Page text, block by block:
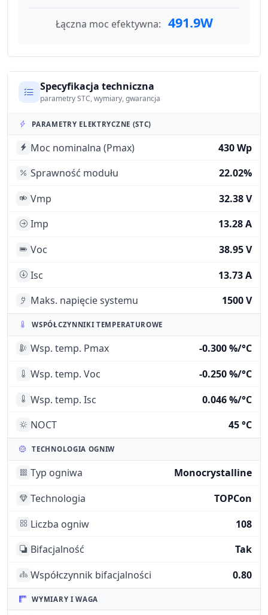
Łączna moc efektywna: 491.9W
Specyfikacja techniczna
parametry STC, wymiary, gwarancja
PARAMETRY ELEKTRYCZNE (STC)
Moc nominalna (Pmax)
430 Wp
Sprawność modułu
22.02%
Vmp
32.38 V
Imp
13.28 A
Voc
38.95 V
Isc
13.73 A
Maks. napięcie systemu
1500 V
WSPÓŁCZYNNIKI TEMPERATUROWE
Wsp. temp. Pmax
-0.300 %/°C
Wsp. temp. Voc
-0.250 %/°C
Wsp. temp. Isc
0.046 %/°C
NOCT
45 °C
TECHNOLOGIA OGNIW
Typ ogniwa
Monocrystalline
Technologia
TOPCon
Liczba ogniw
108
Bifacjalność
Tak
Współczynnik bifacjalności
0.80
WYMIARY I WAGA